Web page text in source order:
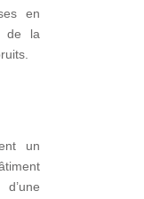
en
de la
un